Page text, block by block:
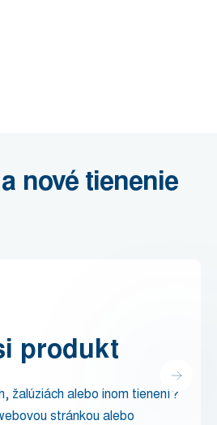
nové tienenie
produkt
žalúziách alebo inom tienení?
stránkou alebo